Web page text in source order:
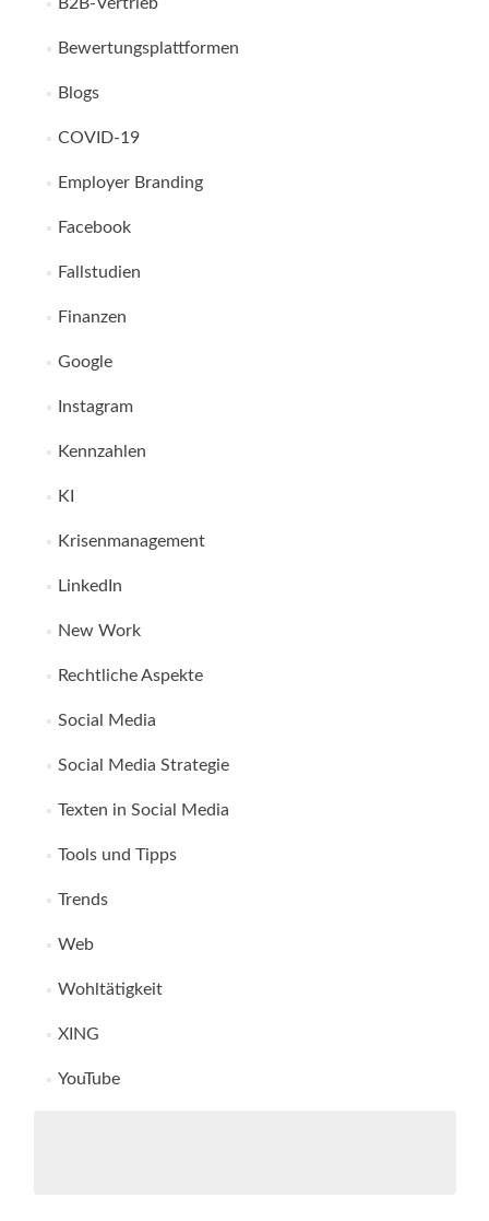
Bewertungsplattformen
Blogs
COVID-19
Employer Branding
Facebook
Fallstudien
Finanzen
Google
Instagram
Kennzahlen
KI
Krisenmanagement
LinkedIn
New Work
Rechtliche Aspekte
Social Media
Social Media Strategie
Texten in Social Media
Tools und Tipps
Trends
Web
Wohltätigkeit
XING
YouTube